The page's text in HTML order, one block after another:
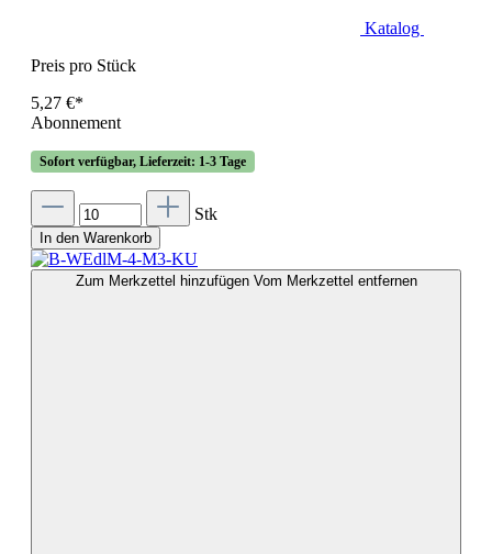
Katalog
Preis pro Stück
5,27 €*
Abonnement
Sofort verfügbar, Lieferzeit: 1-3 Tage
Stk
In den Warenkorb
Zum Merkzettel hinzufügen Vom Merkzettel entfernen